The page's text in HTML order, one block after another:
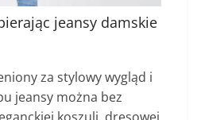
jeansy damskie
za stylowy wygląd i
jeansy można bez